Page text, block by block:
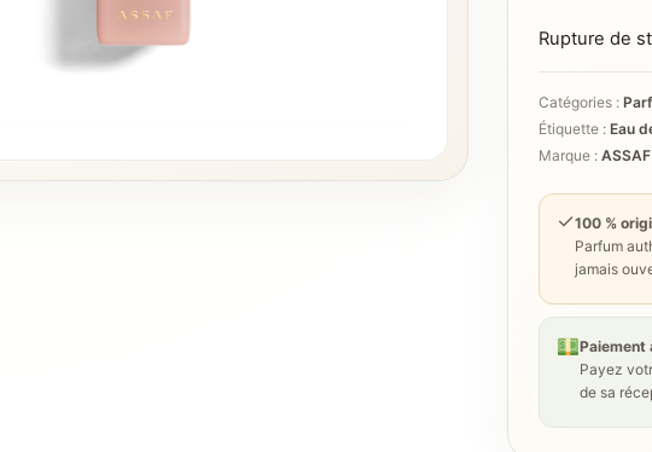
Rupture de
Catégories :
Étiquette : Eau
Marque : ASSAF
✓100 %
Parfum
jamais
Paiement
Payez
de sa